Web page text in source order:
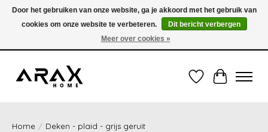
VERZENDING TUSSEN 1 en 3 WERKDAGEN - GRATIS VERZENDING VANAF 35,00€
(onder de 35,00€ = 3,95€ verzendkosten) OF OPHALEN IN DE WINKEL OOK
Verlanglijst
Home / Deken - plaid - grijs geruit
Door het gebruiken van onze website, ga je akkoord met het gebruik van
cookies om onze website te verbeteren.
Dit bericht verbergen
Meer over cookies »